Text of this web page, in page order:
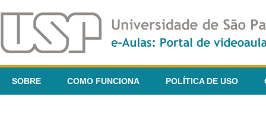
SOBRE COMO FUNCIONA POLÍTICA DE USO